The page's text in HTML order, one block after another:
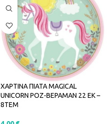
ΧΑΡΤΙΝΑ ΠΙΑΤΑ MAGICAL
UNICORN ΡΟΖ-ΒΕΡΑΜΑΝ 22 ΕΚ –
8ΤΕΜ